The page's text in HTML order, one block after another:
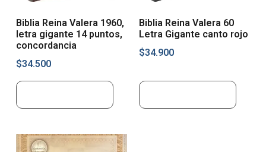
Biblia Reina Valera 1960,
letra gigante 14 puntos,
concordancia
$34.500
Biblia Reina Valera 60
Letra Gigante canto rojo
$34.900